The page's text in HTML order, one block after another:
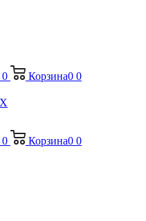
0 Корзина0 0
0 Корзина0 0